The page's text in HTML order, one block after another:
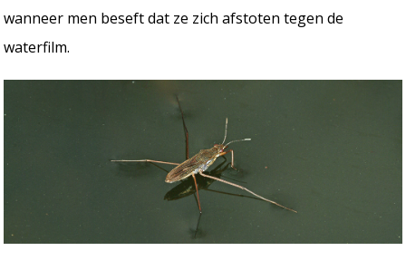
wanneer men beseft dat ze zich afstoten tegen de
waterfilm.